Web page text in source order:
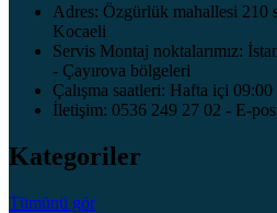
Adres: Özgürlük mahallesi 210
Kocaeli
Servis Montaj noktalarımız:
- Çayırova bölgeleri
Çalışma saatleri: Hafta içi
İletişim: 0536 249 27 02 - E-
Kategoriler
Tümünü gör